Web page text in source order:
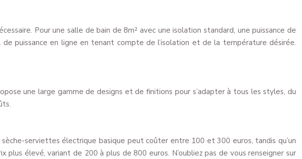
Pour une salle de bain de 8m² avec une isolation standard, une puissance de
puissance en ligne en tenant compte de l’isolation et de la température désirée.
une large gamme de designs et de finitions pour s’adapter à tous les styles, du
serviettes électrique basique peut coûter entre 100 et 300 euros, tandis qu’un
élevé, variant de 200 à plus de 800 euros. N’oubliez pas de vous renseigner sur